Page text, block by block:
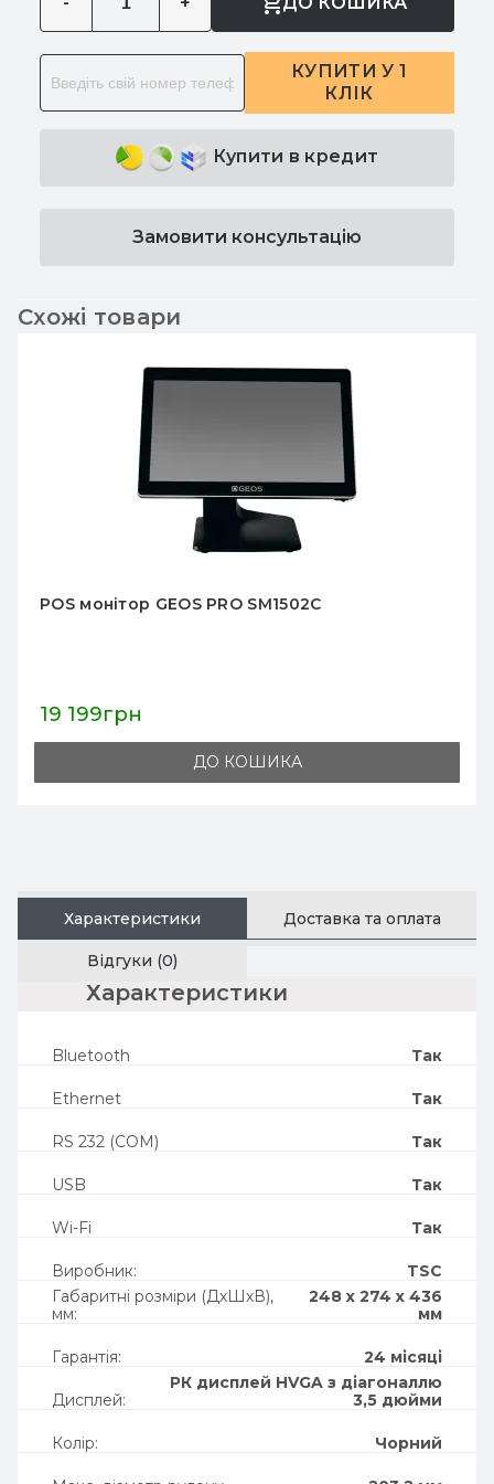
КУПИТИ У 1
КЛІК
Купити в кредит
Замовити консультацію
Схожі товари
POS термінал GEOS A1502C
34 918грн
ДО КОШИКА
Характеристики Доставка та оплата
Відгуки (0)
характеристики
Bluetooth Так
Ethernet Так
RS 232 (COM) Так
USB Так
Wi-Fi Так
Виробник:
TSC
Габаритні розміри (ДхШхВ),
мм:
248 x 274 x 436
мм
Гарантія: 24 місяці
Дисплей:
РК дисплей HVGA з діагоналлю
3,5 дюйми
Колір: Чорний